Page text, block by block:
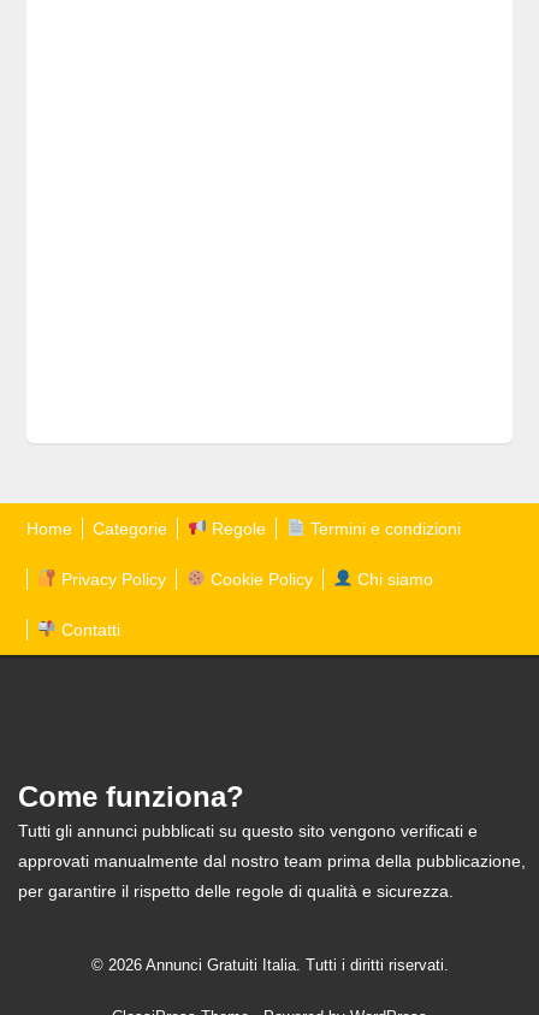
Home Categorie Regole Termini e condizioni
Privacy Policy Cookie Policy Chi siamo
Contatti
Come funziona?
Tutti gli annunci pubblicati su questo sito vengono verificati e
approvati manualmente dal nostro team prima della pubblicazione,
per garantire il rispetto delle regole di qualità e sicurezza.
© 2026 Annunci Gratuiti Italia. Tutti i diritti riservati.